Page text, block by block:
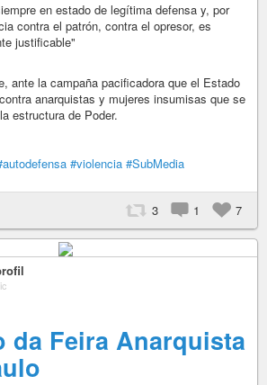
en estado de legítima defensa y, por
contra el patrón, contra el opresor, es
justificable"
ante la campaña pacificadora que el Estado
anarquistas y mujeres insumisas que se
estructura de Poder.
#violencia #SubMedia
3 1 7
da Feira Anarquista